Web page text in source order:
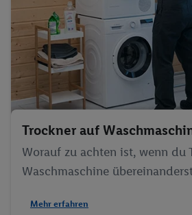
Trockner auf
Worauf zu achten ist, wenn du
Waschmaschine
Mehr erfahren